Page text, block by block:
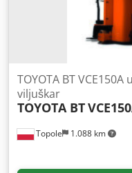
Topole 1.088 km
TOYOTA BT VCE150A
viljuškar
TOYOTA BT